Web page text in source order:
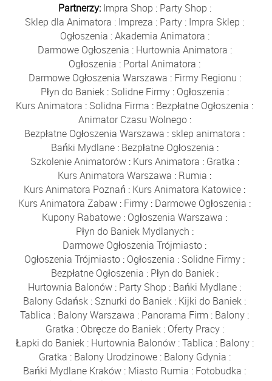
Partnerzy: Impra Shop : Party Shop :
Sklep dla Animatora : Impreza : Party : Impra Sklep :
Ogłoszenia :Akademia Animatora :
Darmowe Ogłoszenia : Hurtownia Animatora :
Ogłoszenia : Portal Animatora :
Darmowe Ogłoszenia Warszawa : Firmy Regionu :
Płyn do Baniek: Solidne Firmy: Ogłoszenia :
Kurs Animatora : Solidna Firma : Bezpłatne Ogłoszenia :
Animator Czasu Wolnego:
Bezpłatne Ogłoszenia Warszawa : sklep animatora :
Bańki Mydlane: Bezpłatne Ogłoszenia :
Szkolenie Animatorów: Kurs Animatora : Gratka :
Kurs Animatora Warszawa : Rumia :
Kurs Animatora Poznań : Kurs Animatora Katowice :
Kurs Animatora Zabaw : Firmy : Darmowe Ogłoszenia :
Kupony Rabatowe : Ogłoszenia Warszawa :
Płyn do Baniek Mydlanych :
Darmowe Ogłoszenia Trójmiasto :
Ogłoszenia Trójmiasto : Ogłoszenia : Solidne Firmy :
Bezpłatne Ogłoszenia : Płyn do Baniek:
Hurtownia Balonów : Party Shop : Bańki Mydlane :
Balony Gdańsk : Sznurki do Baniek : Kijki do Baniek :
Tablica : Balony Warszawa : Panorama Firm : Balony :
Gratka : Obręcze do Baniek: Oferty Pracy:
Łapki do Baniek: Hurtownia Balonów:Tablica : Balony:
Gratka : Balony Urodzinowe: Balony Gdynia :
Bańki Mydlane Kraków : Miasto Rumia : Fotobudka :